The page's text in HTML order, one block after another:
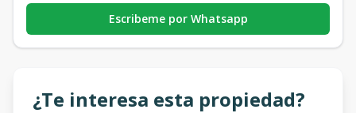
Escribeme por Whatsapp
¿Te interesa esta propiedad?